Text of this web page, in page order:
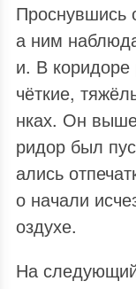
Проснувшись
а ним
и. В
чёткие,
нках. Он
ридор был
ались
о начали
оздухе.
На